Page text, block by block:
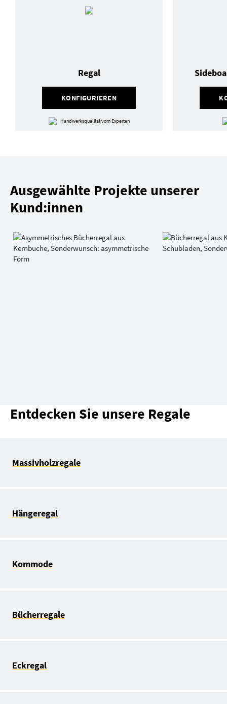
KONFIGURIEREN
Regal
Handwerksqualität vom Experten
Ausgewählte Projekte unserer
Kund:innen
Entdecken Sie unsere Regale
Massivholzregale
Hängeregal
Kommode
Bücherregale
Eckregal